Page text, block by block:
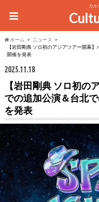
カル
ホーム
ニュース
【岩田剛典 ソロ初のアジアツアー開幕
開催を発表
2025.11.18
【岩田剛典 ソロ初の
での追加公演＆台北
を発表